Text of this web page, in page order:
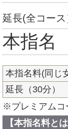
延長(全コース
本指名
本指名料(同じ
延長（30分）
※プレミアムコ
【本指名料とは